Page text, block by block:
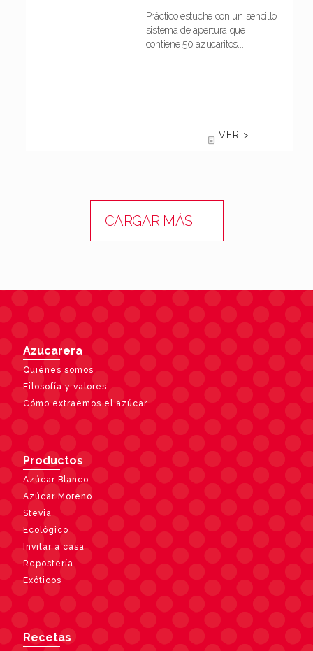
Práctico estuche con un sencillo
sistema de apertura que
contiene 50 azucaritos...
VER >
CARGAR MÁS
Azucarera
Quiénes somos
Filosofía y valores
Cómo extraemos el azúcar
Productos
Azúcar Blanco
Azúcar Moreno
Stevia
Ecológico
Invitar a casa
Repostería
Exóticos
Recetas